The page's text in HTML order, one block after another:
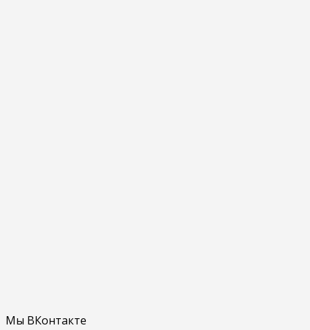
Мы ВКонтакте